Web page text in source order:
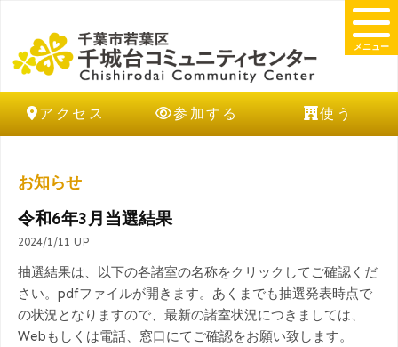
アクセス 参加する 使う
メニュー
お知らせ
令和6年3月当選結果
2024/1/11 UP
抽選結果は、以下の各諸室の名称をクリックしてご確認くだ
さい。pdfファイルが開きます。あくまでも抽選発表時点で
の状況となりますので、最新の諸室状況につきましては、
Webもしくは電話、窓口にてご確認をお願い致します。